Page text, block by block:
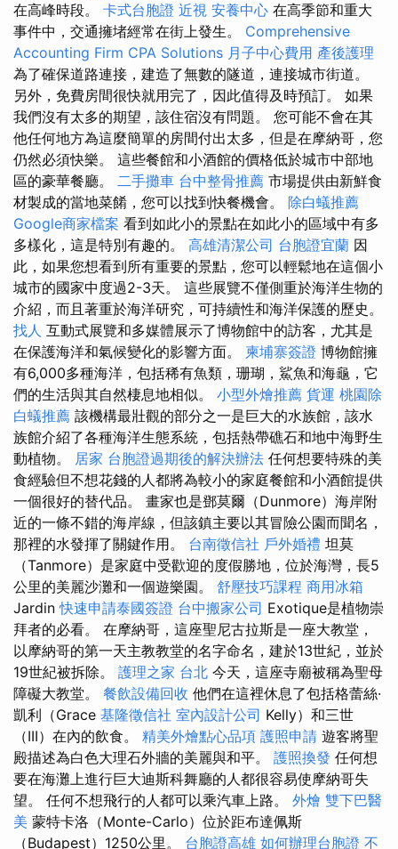
在高峰時段。 卡式台胞證 近視 安養中心 在高季節和重大
事件中，交通擁堵經常在街上發生。 Comprehensive
Accounting Firm CPA Solutions 月子中心費用 產後護理
為了確保道路連接，建造了無數的隧道，連接城市街道。
另外，免費房間很快就用完了，因此值得及時預訂。 如果
我們沒有太多的期望，該住宿沒有問題。 您可能不會在其
他任何地方為這麼簡單的房間付出太多，但是在摩納哥，您
仍然必須快樂。 這些餐館和小酒館的價格低於城市中部地
區的豪華餐廳。 二手攤車 台中整骨推薦 市場提供由新鮮食
材製成的當地菜餚，您可以找到快餐機會。 除白蟻推薦
Google商家檔案 看到如此小的景點在如此小的區域中有多
多樣化，這是特別有趣的。 高雄清潔公司 台胞證宜蘭 因
此，如果您想看到所有重要的景點，您可以輕鬆地在這個小
城市的國家中度過2-3天。 這些展覽不僅側重於海洋生物的
介紹，而且著重於海洋研究，可持續性和海洋保護的歷史。
找人 互動式展覽和多媒體展示了博物館中的訪客，尤其是
在保護海洋和氣候變化的影響方面。 柬埔寨簽證 博物館擁
有6,000多種海洋，包括稀有魚類，珊瑚，鯊魚和海龜，它
們的生活與其自然棲息地相似。 小型外燴推薦 貨運 桃園除
白蟻推薦 該機構最壯觀的部分之一是巨大的水族館，該水
族館介紹了各種海洋生態系統，包括熱帶礁石和地中海野生
動植物。 居家 台胞證過期後的解決辦法 任何想要特殊的美
食經驗但不想花錢的人都將為較小的家庭餐館和小酒館提供
一個很好的替代品。 畫家也是鄧莫爾（Dunmore）海岸附
近的一條不錯的海岸線，但該鎮主要以其冒險公園而聞名，
那裡的水發揮了關鍵作用。 台南徵信社 戶外婚禮 坦莫
（Tanmore）是家庭中受歡迎的度假勝地，位於海灣，長5
公里的美麗沙灘和一個遊樂園。 舒壓技巧課程 商用冰箱
Jardin快速申請泰國簽證 台中搬家公司 Exotique是植物崇
拜者的必看。 在摩納哥，這座聖尼古拉斯是一座大教堂，
以摩納哥的第一天主教教堂的名字命名，建於13世紀，並於
19世紀被拆除。 護理之家 台北 今天，這座寺廟被稱為聖母
障礙大教堂。 餐飲設備回收 他們在這裡休息了包括格蕾絲·
凱利（Grace 基隆徵信社 室內設計公司 Kelly）和三世
（III）在內的飲食。 精美外燴點心品項 護照申請 遊客將聖
殿描述為白色大理石外牆的美麗與和平。 護照換發 任何想
要在海灘上進行巨大迪斯科舞廳的人都很容易使摩納哥失
望。 任何不想飛行的人都可以乘汽車上路。 外燴 雙下巴醫
美 蒙特卡洛（Monte-Carlo）位於距布達佩斯
（Budapest）1250公里。 台胞證高雄 如何辦理台胞證 不